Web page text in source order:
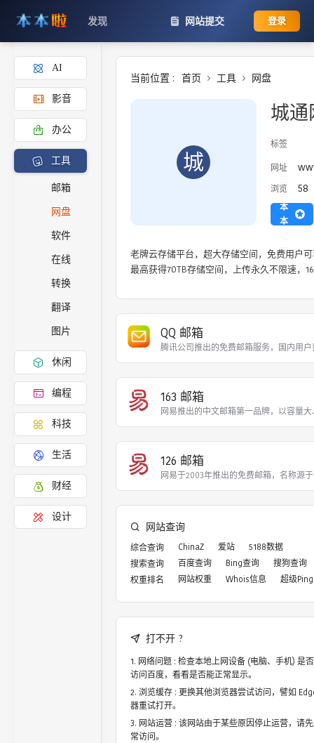
发现 网站提交 登录
AI
影音
办公
工具
邮箱
网盘
软件
在线
转换
翻译
图片
休闲
编程
科技
生活
财经
设计
当前位置 : 首页 工具 网盘
城
城
标签
网址
浏览 58
添
到
本
本
主
页
老牌云存储平台，超大存储空间，免费用户
最高获得70TB存储空间，上传永久不限速，
QQ 邮箱
腾讯公司推出的免费邮箱服务，国内用
163 邮箱
网易推出的中文邮箱第一品牌，以容量
126 邮箱
网易于2003年推出的免费邮箱，名称源
网站查询
综合查询 ChinaZ 爱站
5188数据
搜索查询
百度查询 Bing查询
搜狗查询
权重排名
网站权重 Whois信息 超级Ping
打不开 ?
网络问题 : 检查本地上网设备 (电脑、手机) 是
访问百度，看看是否能正常显示。
浏览缓存 : 更换其他浏览器尝试访问，譬如
器重试打开。
网站运营 : 该网站由于某些原因停止运营，请
常访问。